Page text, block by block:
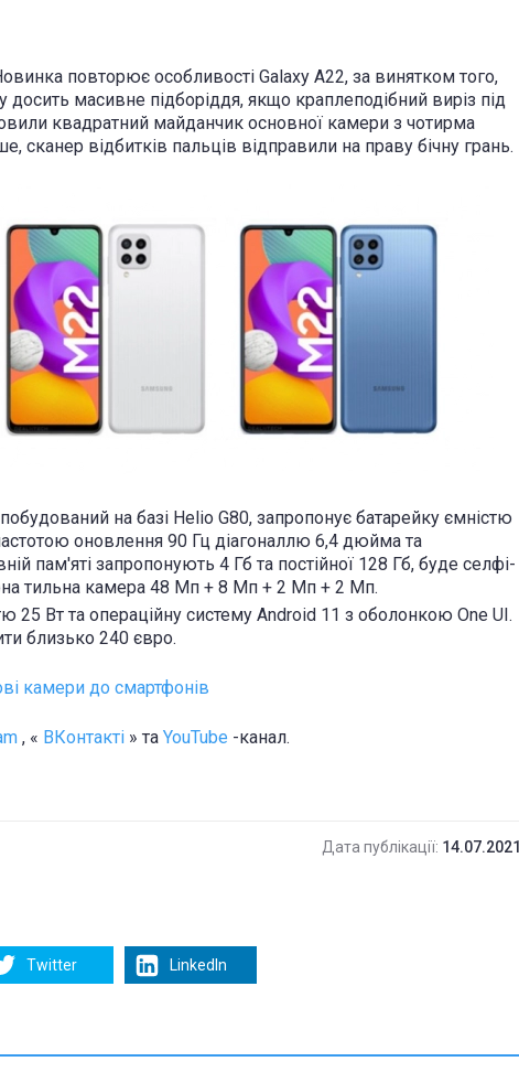
повторює особливості Galaxy A22, за винятком того,
масивне підборіддя, якщо краплеподібний виріз під
квадратний майданчик основної камери з чотирма
сканер відбитків пальців відправили на праву бічну грань.
на базі Helio G80, запропонує батарейку ємністю
оновлення 90 Гц діагоналлю 6,4 дюйма та
пам'яті запропонують 4 Гб та постійної 128 Гб, буде селфі-
тильна камера 48 Мп + 8 Мп + 2 Мп + 2 Мп.
25 Вт та операційну систему Android 11 з оболонкою One UI.
близько 240 євро.
камери до смартфонів
, « ВКонтакті » та YouTube -канал.
Дата публікації: 14.07.2021
Twitter LinkedIn